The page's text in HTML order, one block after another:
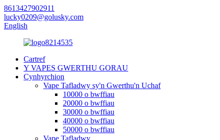
8613427902911
lucky0209@golusky.com
English
Cartref
Y VAPES GWERTHU GORAU
Cynhyrchion
Vape Tafladwy sy'n Gwerthu'n Uchaf
10000 o bwffiau
20000 o bwffiau
30000 o bwffiau
40000 o bwffiau
50000 o bwffiau
Vape Tafladwy